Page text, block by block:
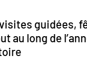
guidées,
long de